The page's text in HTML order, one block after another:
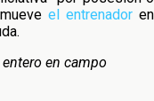
el entrenador en
en campo